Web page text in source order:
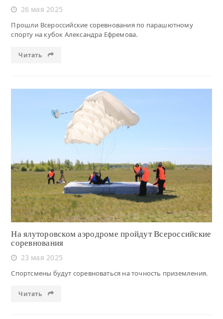
26 мая 2025
Прошли Всероссийские соревнования по парашютному
спорту на кубок Александра Ефремова.
Читать
На ялуторовском аэродроме пройдут Всероссийские
соревнования
23 мая 2025
Спортсмены будут соревноваться на точность приземления.
Читать